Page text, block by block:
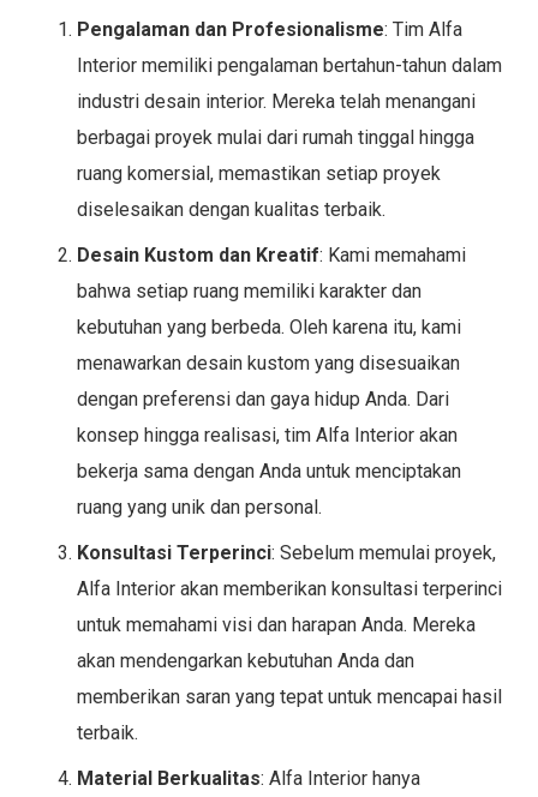
Pengalaman dan Profesionalisme: Tim Alfa
Interior memiliki pengalaman bertahun-tahun dalam
industri desain interior. Mereka telah menangani
berbagai proyek mulai dari rumah tinggal hingga
ruang komersial, memastikan setiap proyek
diselesaikan dengan kualitas terbaik.
Desain Kustom dan Kreatif: Kami memahami
bahwa setiap ruang memiliki karakter dan
kebutuhan yang berbeda. Oleh karena itu, kami
menawarkan desain kustom yang disesuaikan
dengan preferensi dan gaya hidup Anda. Dari
konsep hingga realisasi, tim Alfa Interior akan
bekerja sama dengan Anda untuk menciptakan
ruang yang unik dan personal.
Konsultasi Terperinci: Sebelum memulai proyek,
Alfa Interior akan memberikan konsultasi terperinci
untuk memahami visi dan harapan Anda. Mereka
akan mendengarkan kebutuhan Anda dan
memberikan saran yang tepat untuk mencapai hasil
terbaik.
Material Berkualitas: Alfa Interior hanya